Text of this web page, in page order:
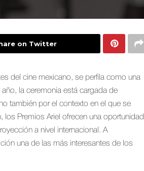
on Twitter
del cine mexicano, se perfila como una
la ceremonia está cargada de
también por el contexto en el que se
Premios Ariel ofrecen una oportunidad
a nivel internacional. A
una de las más interesantes de los